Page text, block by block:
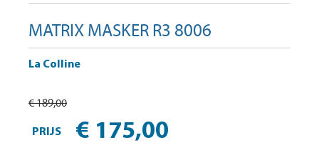
MATRIX MASKER R3 8006
La Colline
€ 189,00
PRIJS € 175,00